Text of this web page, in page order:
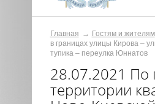
Главная Гостям и жителям
в границах улицы Кирова –
тупика – переулка Юннатов
28.07.2021 По
территории